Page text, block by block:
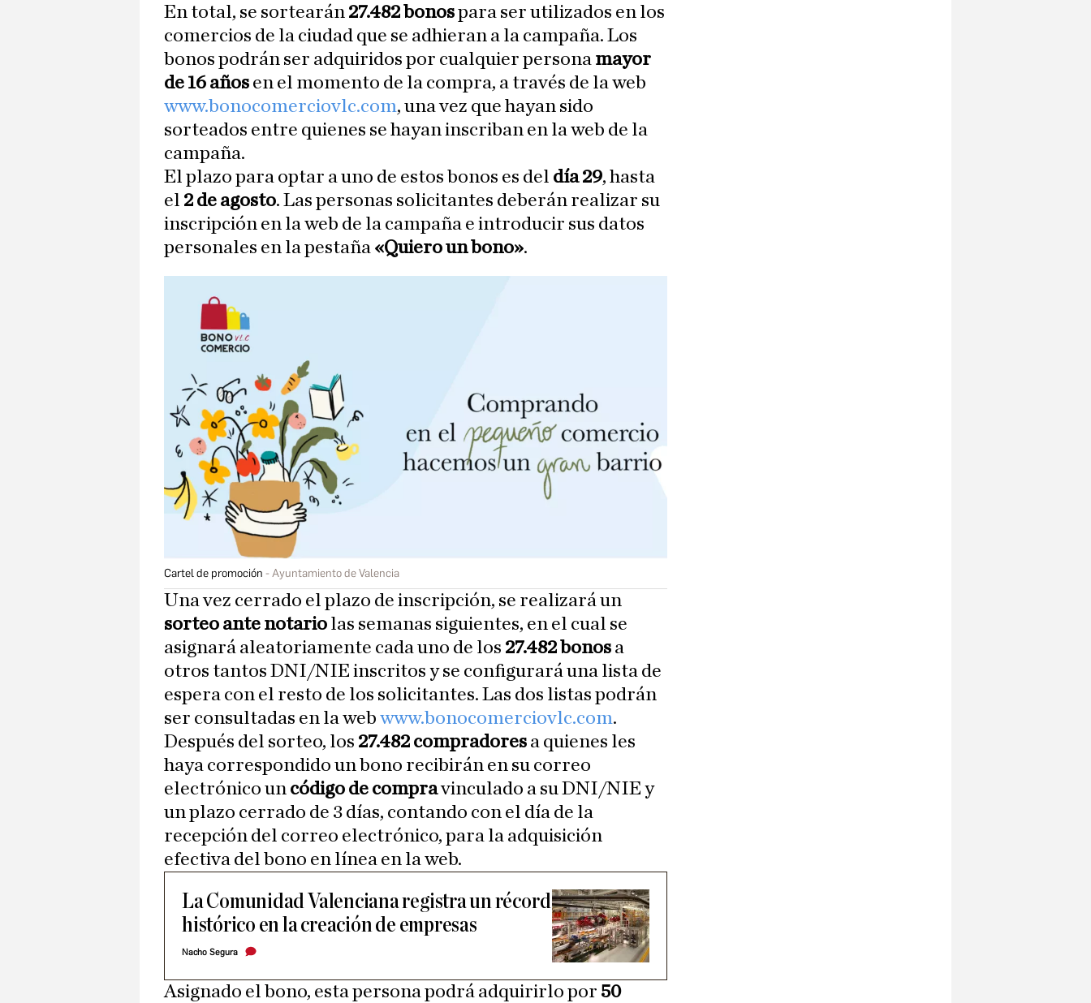
En total, se sortearán 27.482 bonospara ser utilizados en los
comercios de la ciudad que se adhieran a la campaña. Los
bonos podrán ser adquiridos por cualquier persona mayor
de 16 años en el momento de la compra, a través de la web
www.bonocomerciovlc.com, una vez que hayan sido
sorteados entre quienes se hayan inscriban en la web de la
campaña.
El plazo para optar a uno de estos bonos es del día 29, hasta
el 2 de agosto. Las personas solicitantes deberán realizar su
inscripción en la web de la campaña e introducir sus datos
personales en la pestaña «Quiero un bono».
Cartel de promoción Ayuntamiento de Valencia
Una vez cerrado el plazo de inscripción, se realizará un
sorteo ante notario las semanas siguientes, en el cual se
asignará aleatoriamente cada uno de los 27.482 bonos a
otros tantos DNI/NIE inscritos y se configurará una lista de
espera con el resto de los solicitantes. Las dos listas podrán
ser consultadas en la web www.bonocomerciovlc.com.
Después del sorteo, los 27.482 compradores a quienes les
haya correspondido un bono recibirán en su correo
electrónico un código de compravinculado a su DNI/NIE y
un plazo cerrado de 3 días, contando con el día de la
recepción del correo electrónico, para la adquisición
efectiva del bono en línea en la web.
La Comunidad Valenciana registra un récord
histórico en la creación de empresas
Nacho Segura
Asignado el bono, esta persona podrá adquirirlo por 50